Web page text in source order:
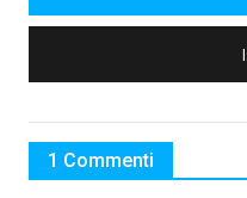
1 Commenti